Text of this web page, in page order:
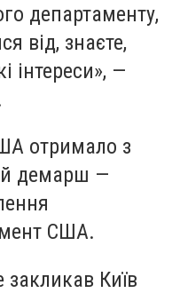
департаменту,
від, знаєте,
інтереси», —
отримало з
демарш —
США.
Київ